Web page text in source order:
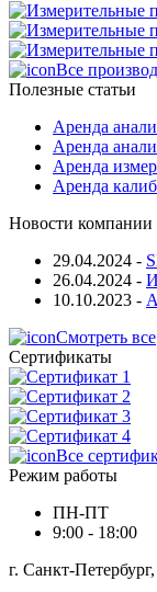
Все
Полезные статьи
Аренда
Аренда
Аренда
Аренда
Новости компании
29.04.2024 -
26.04.2024 -
10.10.2023 -
Смотреть все
Сертификаты
Все
Режим работы
ПН-ПТ
9:00 - 18:00
г. Санкт-